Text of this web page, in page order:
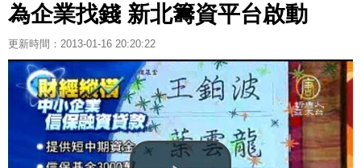
為企業找錢 新北籌資平台啟動
更新時間：2013-01-16 20:20:22